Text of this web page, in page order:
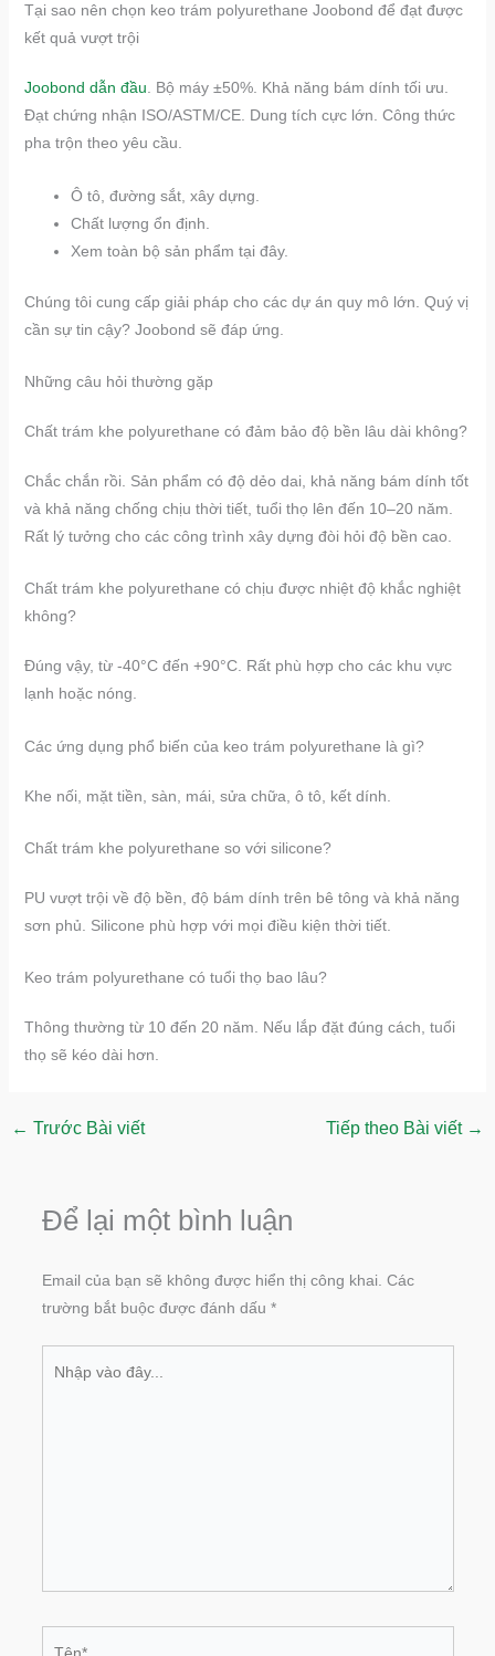
Tại sao nên chọn keo trám polyurethane Joobond để đạt được
kết quả vượt trội
Joobond dẫn đầu . Bộ máy ±50%. Khả năng bám dính tối ưu.
Đạt chứng nhận ISO/ASTM/CE. Dung tích cực lớn. Công thức
pha trộn theo yêu cầu.
Ô tô, đường sắt, xây dựng.
Chất lượng ổn định.
Xem toàn bộ sản phẩm tại đây.
Chúng tôi cung cấp giải pháp cho các dự án quy mô lớn. Quý vị
cần sự tin cậy? Joobond sẽ đáp ứng.
Những câu hỏi thường gặp
Chất trám khe polyurethane có đảm bảo độ bền lâu dài không?
Chắc chắn rồi. Sản phẩm có độ dẻo dai, khả năng bám dính tốt
và khả năng chống chịu thời tiết, tuổi thọ lên đến 10–20 năm.
Rất lý tưởng cho các công trình xây dựng đòi hỏi độ bền cao.
Chất trám khe polyurethane có chịu được nhiệt độ khắc nghiệt
không?
Đúng vậy, từ -40°C đến +90°C. Rất phù hợp cho các khu vực
lạnh hoặc nóng.
Các ứng dụng phổ biến của keo trám polyurethane là gì?
Khe nối, mặt tiền, sàn, mái, sửa chữa, ô tô, kết dính.
Chất trám khe polyurethane so với silicone?
PU vượt trội về độ bền, độ bám dính trên bê tông và khả năng
sơn phủ. Silicone phù hợp với mọi điều kiện thời tiết.
Keo trám polyurethane có tuổi thọ bao lâu?
Thông thường từ 10 đến 20 năm. Nếu lắp đặt đúng cách, tuổi
thọ sẽ kéo dài hơn.
← Trước Bài viết Tiếp theo Bài viết →
Để lại một bình luận
Email của bạn sẽ không được hiển thị công khai. Các
trường bắt buộc được đánh dấu *